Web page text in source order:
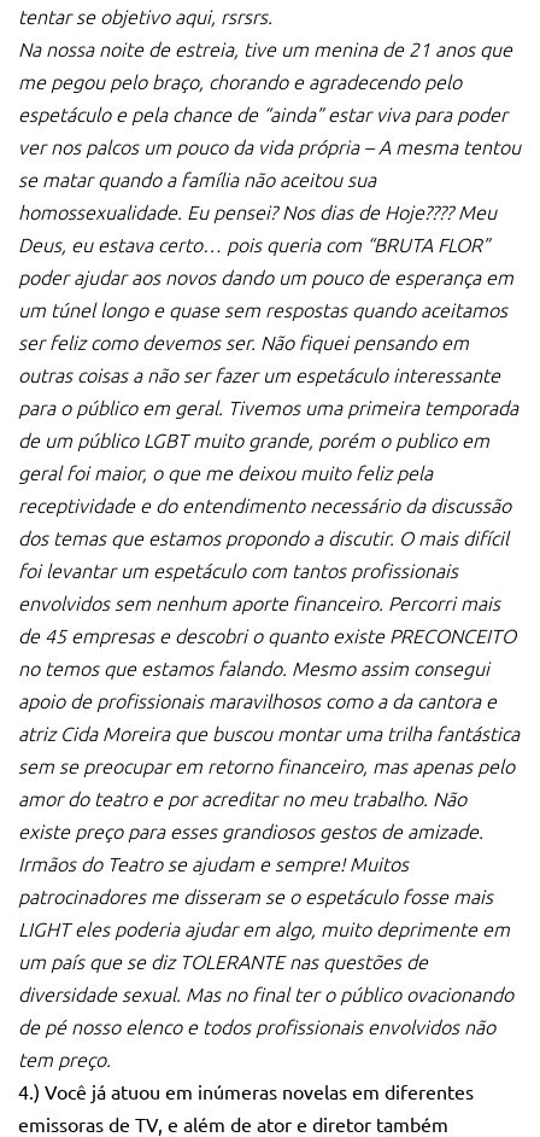
tentar se objetivo aqui, rsrsrs.
Na nossa noite de estreia, tive um menina de 21 anos que
me pegou pelo braço, chorando e agradecendo pelo
espetáculo e pela chance de “ainda” estar viva para poder
ver nos palcos um pouco da vida própria – A mesma tentou
se matar quando a família não aceitou sua
homossexualidade. Eu pensei? Nos dias de Hoje???? Meu
Deus, eu estava certo… pois queria com “BRUTA FLOR”
poder ajudar aos novos dando um pouco de esperança em
um túnel longo e quase sem respostas quando aceitamos
ser feliz como devemos ser. Não fiquei pensando em
outras coisas a não ser fazer um espetáculo interessante
para o público em geral. Tivemos uma primeira temporada
de um público LGBT muito grande, porém o publico em
geral foi maior, o que me deixou muito feliz pela
receptividade e do entendimento necessário da discussão
dos temas que estamos propondo a discutir. O mais difícil
foi levantar um espetáculo com tantos profissionais
envolvidos sem nenhum aporte financeiro. Percorri mais
de 45 empresas e descobri o quanto existe PRECONCEITO
no temos que estamos falando. Mesmo assim consegui
apoio de profissionais maravilhosos como a da cantora e
atriz Cida Moreira que buscou montar uma trilha fantástica
sem se preocupar em retorno financeiro, mas apenas pelo
amor do teatro e por acreditar no meu trabalho. Não
existe preço para esses grandiosos gestos de amizade.
Irmãos do Teatro se ajudam e sempre!Muitos
patrocinadores me disseram se o espetáculo fosse mais
LIGHT eles poderia ajudar em algo, muito deprimente em
um país que se diz TOLERANTE nas questões de
diversidade sexual. Mas no final ter o público ovacionando
de pé nosso elenco e todos profissionais envolvidos não
tem preço.
4.) Você já atuou em inúmeras novelas em diferentes
emissoras de TV, e além de ator e diretor também